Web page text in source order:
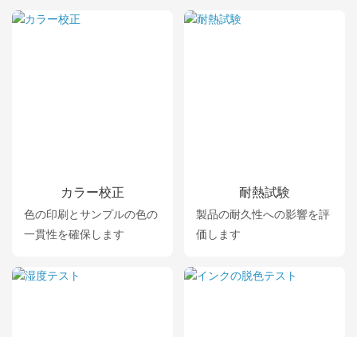
カラー校正
色の印刷とサンプルの色の
一貫性を確保します
耐熱試験
製品の耐久性への影響を評
価します